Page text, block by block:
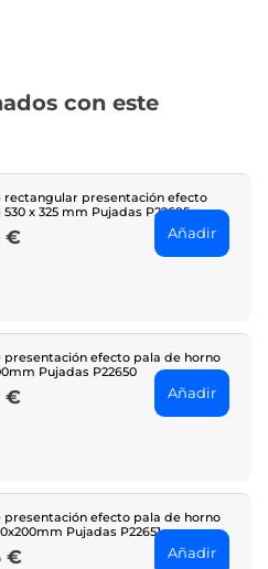
con este
rectangular presentación efecto
x 325 mm Pujadas P22695
€ Añadir
presentación efecto pala de horno
Pujadas P22650
€ Añadir
presentación efecto pala de horno
Pujadas P22651
€ Añadir